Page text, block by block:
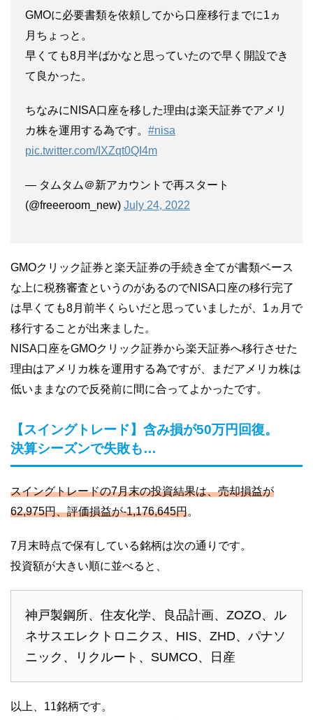
GMOに必要書類を依頼してから口座移行までに1ヵ
月ちょっと。
早くても8月半ばかなと思っていたので早く開設でき
て良かった。
ちなみにNISA口座を移した理由は楽天証券でアメリ
カ株を運用する為です。 #nisa
pic.twitter.com/IXZqt0QI4m
— タムタム＠新アカウントで再スタート
(@freeeroom_new) July 24, 2022
GMOクリック証券と楽天証券の手続き全てが書類ベース
な上に税務審査というのがあるのでNISA口座の移行完了
は早くても8月前半くらいだと思っていましたが、1ヵ月で
移行することが出来ました。
NISA口座をGMOクリック証券から楽天証券へ移行させた
理由はアメリカ株を運用する為ですが、まだアメリカ株は
低いままなので反発前に間に合ってよかったです。
【スイングトレード】含み損が50万円回復。
決算シーズンで失敗も…
スイングトレードの7月末の投資結果は、売却損益が
62,975円、評価損益が-1,176,645円。
7月末時点で保有している銘柄は次の通りです。
投資額が大きい順に並べると、
神戸製鋼所、住友化学、良品計画、ZOZO、ル
ネサスエレクトロニクス、HIS、ZHD、パナソ
ニック、リクルート、SUMCO、日産
以上、11銘柄です。